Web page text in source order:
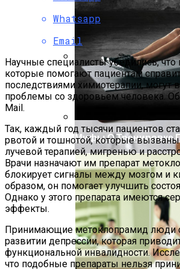
Как Готовить
Хлеб: Классические
Мифы О Тренировке
Whatsapp
Email
Научные специалисты убедились, что
которые помогают пациентам
последствиями химиотерапии, могут
проблемы со здоровьем человека.
Mail.
Так, каждый год тысячи пациентов
рвотой и тошнотой, которые
лучевой терапией, мигренью и
Врачи назначают им препарат
блокирует сигналы между мозгом и
образом, он помогает улучшить
Однако у этого препарата имеются
эффекты.
Принимающие метоклопрамид люди
развитии депрессии, которая
функциональной инвалидности.
что подобные препараты нельзя